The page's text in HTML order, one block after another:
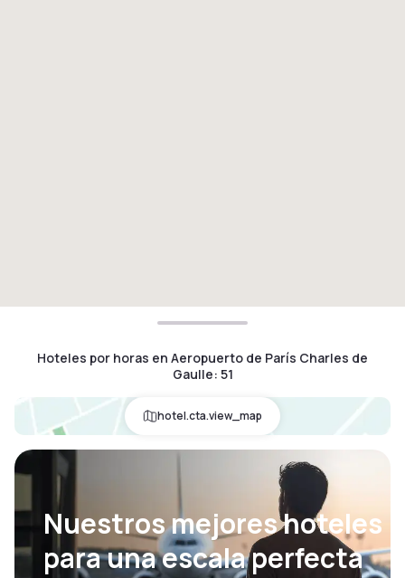
Hoteles por horas en Aeropuerto de París Charles de
Gaulle: 51
hotel.cta.view_map
Nuestros mejores hoteles
para una escala perfecta